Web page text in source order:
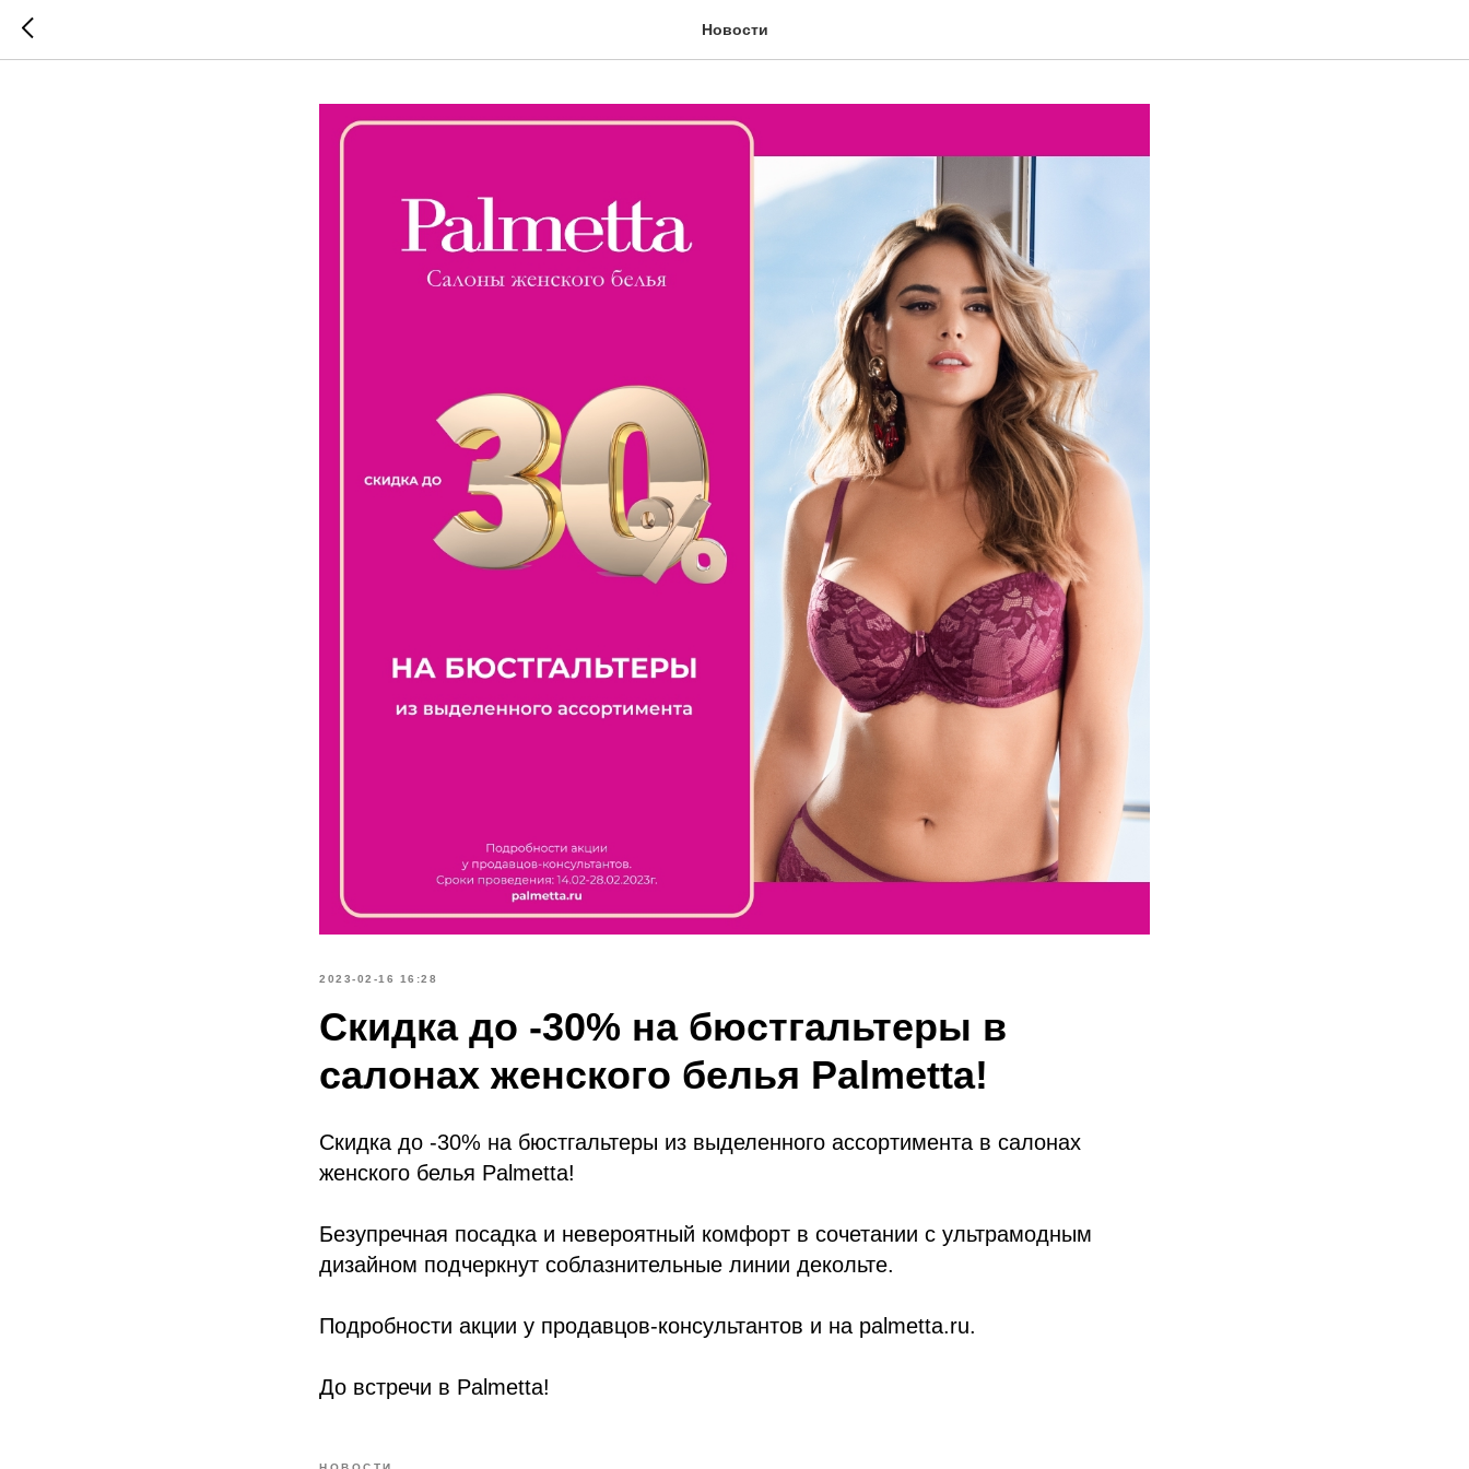
Новости
2023-02-16 16:28
Скидка до -30% на бюстгальтеры в
салонах женского белья Palmetta!
Скидка до -30% на бюстгальтеры из выделенного ассортимента в салонах
женского белья Palmetta!
Безупречная посадка и невероятный комфорт в сочетании с ультрамодным
дизайном подчеркнут соблазнительные линии декольте.
Подробности акции у продавцов-консультантов и на palmetta.ru.
До встречи в Palmetta!